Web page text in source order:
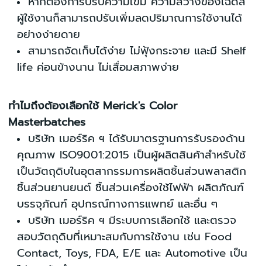
ผู้ใช้งานก็สามารถปรับเพิ่มลดปริมาณการใช้งานได้
อย่างง่ายดาย
สามารถจัดเก็บได้ง่าย ไม่ฟุ้งกระจาย และมี Shelf
life ค่อนข้างนาน ไม่เสื่อมสภาพง่าย
ทำไมถึงต้องเลือกใช้ Merick's Color
Masterbatches
บริษัท เมอร์ริค ฯ ได้รับมาตรฐานการรับรองด้าน
คุณภาพ ISO9001:2015 เป็นผู้ผลิตสินค้าสำหรับใช้
เป็นวัตถุดิบในอุตสากรรมการผลิตชิ้นส่วนพลาสติก
ชิ้นส่วนยานยนต์ ชิ้นส่วนเครื่องใช้ไฟฟ้า ผลิตภัณฑ์
บรรจุภัณฑ์ อุปกรณ์ทางการแพทย์ และอื่น ๆ
บริษัท เมอร์ริค ฯ มีระบบการเลือกใช้ และตรวจ
สอบวัตถุดิบที่เหมาะสมกับการใช้งาน เช่น Food
Contact, Toys, FDA, E/E และ Automotive เป็น